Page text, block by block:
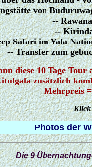
von
--
--
Safari im Yala
-- Transfer zum
diese 10 Tage
zusätzlich
Mehrpreis
Klick
Photos der
Die 9